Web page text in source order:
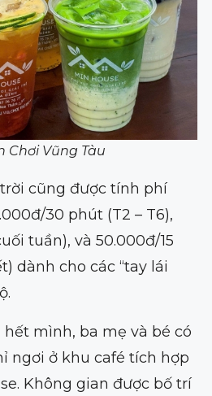
Chơi Vũng Tàu
cũng được tính phí
30 phút (T2 – T6),
tuần), và 50.000đ/15
dành cho các “tay lái
mình, ba mẹ và bé có
ngơi ở khu café tích hợp
Không gian được bố trí